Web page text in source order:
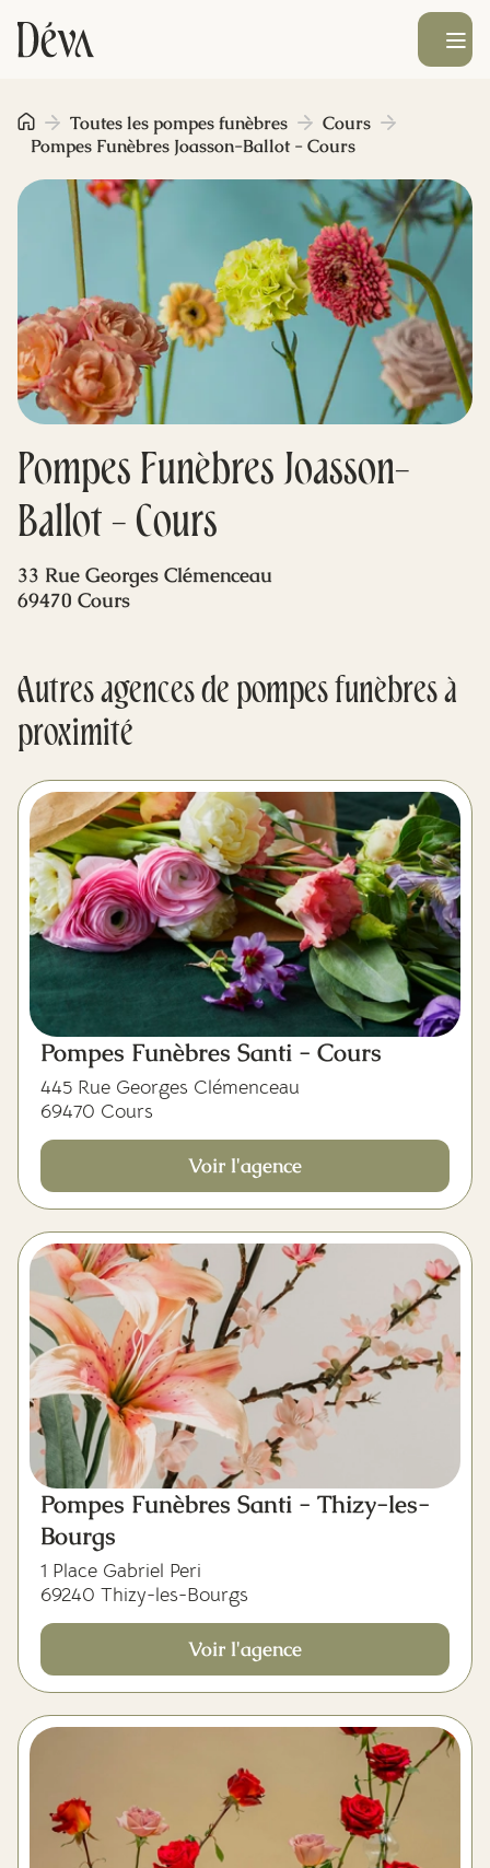
Obsèques
Prévoyance
Monument funéraire
Livraison de fleurs
Blog
Mes dernières volontés
Ouvrir le
Pompes Funèbres Joasson-
Ballot - Cours
Toutes les pompes funèbres
Cours
Pompes Funèbres Joasson-Ballot - Cours
33 Rue Georges Clémenceau
69470 Cours
Autres agences de pompes funèbres à
proximité
Pompes Funèbres Santi - Cours
445 Rue Georges Clémenceau
69470 Cours
Voir l'agence
Pompes Funèbres Santi - Thizy-les-
Bourgs
1 Place Gabriel Peri
69240 Thizy-les-Bourgs
Voir l'agence